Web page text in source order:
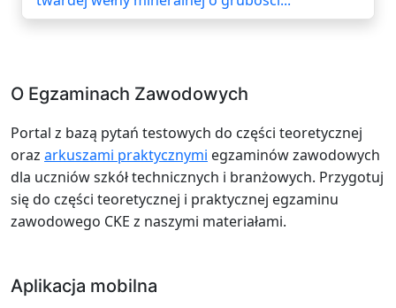
O Egzaminach Zawodowych
Portal z bazą pytań testowych do części teoretycznej
oraz arkuszami praktycznymi egzaminów zawodowych
dla uczniów szkół technicznych i branżowych. Przygotuj
się do części teoretycznej i praktycznej egzaminu
zawodowego CKE z naszymi materiałami.
Aplikacja mobilna